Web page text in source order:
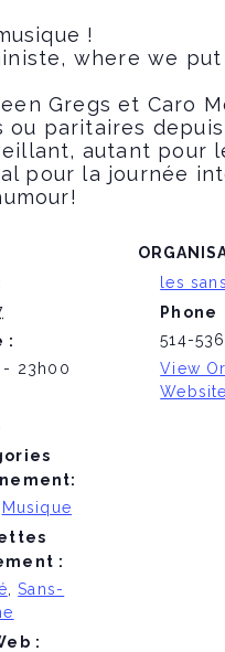
!
where we
Gregs et Caro
paritaires depuis
autant pour
pour la journée
:
- 23h00
Musique
:
,Sans-
:
les
Phone
514-
View
Website